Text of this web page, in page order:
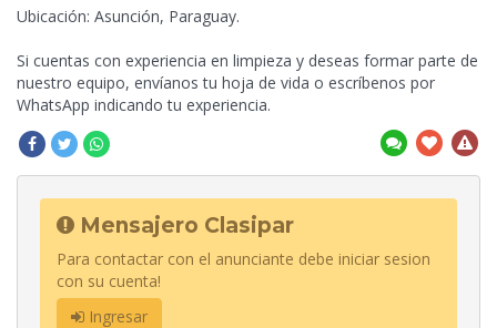
Ubicación: Asunción, Paraguay.
Si cuentas con experiencia en limpieza y deseas formar parte de
nuestro equipo, envíanos tu hoja de vida o escríbenos por
WhatsApp indicando tu experiencia.
Mensajero Clasipar
Para contactar con el anunciante debe iniciar sesion
con su cuenta!
Ingresar